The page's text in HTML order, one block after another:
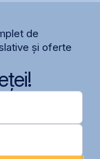
de
și oferte